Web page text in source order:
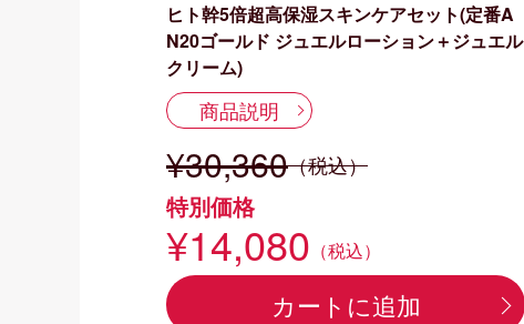
ヒト幹5倍超高保湿スキンケアセット(定番A
N20ゴールド ジュエルローション＋ジュエル
クリーム)
商品説明
¥30,360（税込）
特別価格
¥14,080 （税込）
カートに追加